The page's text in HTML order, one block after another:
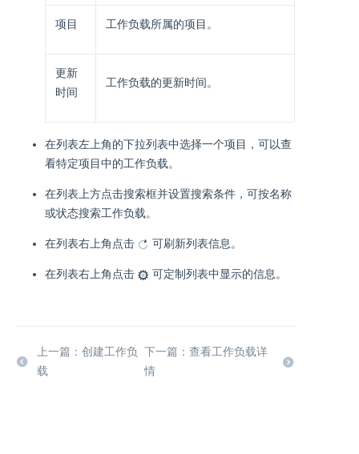
项目 工作负载所属的项目。
更新
时间
工作负载的更新时间。
在列表左上角的下拉列表中选择一个项目，可以查
看特定项目中的工作负载。
在列表上方点击搜索框并设置搜索条件，可按名称
或状态搜索工作负载。
在列表右上角点击 可刷新列表信息。
在列表右上角点击 可定制列表中显示的信息。
上一篇：创建工作负
载
下一篇：查看工作负载详
情